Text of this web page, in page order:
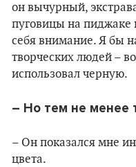
он вычурный,
пуговицы на пиджаке
себя внимание. Я бы
творческих людей –
использовал черную.
– Но тем не менее
– Он показался мне
цвета.